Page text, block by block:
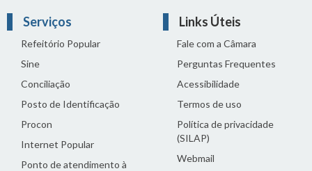
Serviços
Refeitório Popular
Sine
Conciliação
Posto de Identificação
Procon
Internet Popular
Ponto de atendimento à
Links Úteis
Fale com a Câmara
Perguntas Frequentes
Acessibilidade
Termos de uso
Política de privacidade
(SILAP)
Webmail